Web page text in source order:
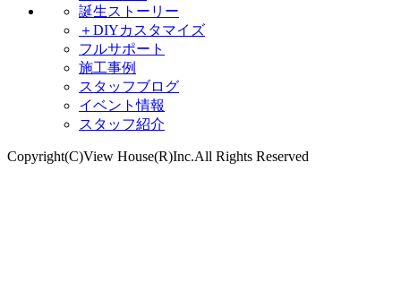
誕生ストーリー
＋DIYカスタマイズ
フルサポート
施工事例
スタッフブログ
イベント情報
スタッフ紹介
Copyright(C)View House(R)Inc.All Rights Reserved